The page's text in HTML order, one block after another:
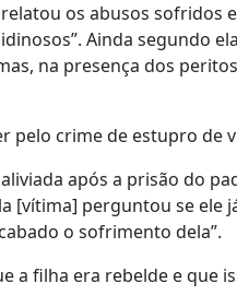
os abusos sofridos
Ainda segundo
na presença dos
pelo crime de estupro de
após a prisão do
[vítima] perguntou se ele
o sofrimento dela”.
a filha era rebelde e que